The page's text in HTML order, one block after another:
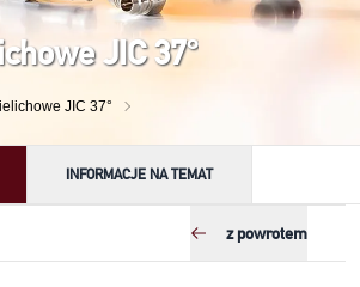
JIC 37°
JIC 37°
INFORMACJE NA TEMAT
z powrotem